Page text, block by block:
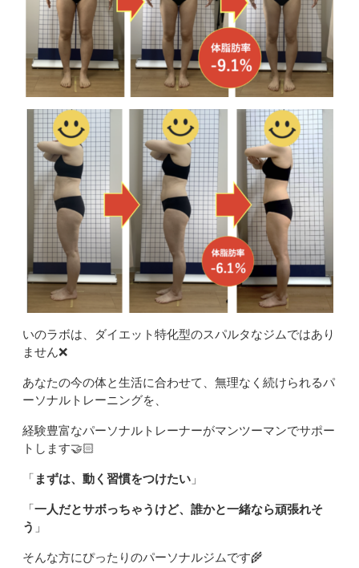
いのラボは、ダイエット特化型のスパルタなジムではあり
ません❌
あなたの今の体と生活に合わせて、無理なく続けられるパ
ーソナルトレーニングを、
経験豊富なパーソナルトレーナーがマンツーマンでサポー
トします🤝🏻
「 まずは、動く習慣をつけたい 」
「一人だとサボっちゃうけど、誰かと一緒なら頑張れそ
う 」
そんな方にぴったりのパーソナルジムです🌾